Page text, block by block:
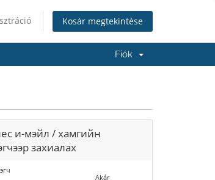
Kosár megtekintése
Fiók
и-мэйл / хамгийн
захиалах
Akár